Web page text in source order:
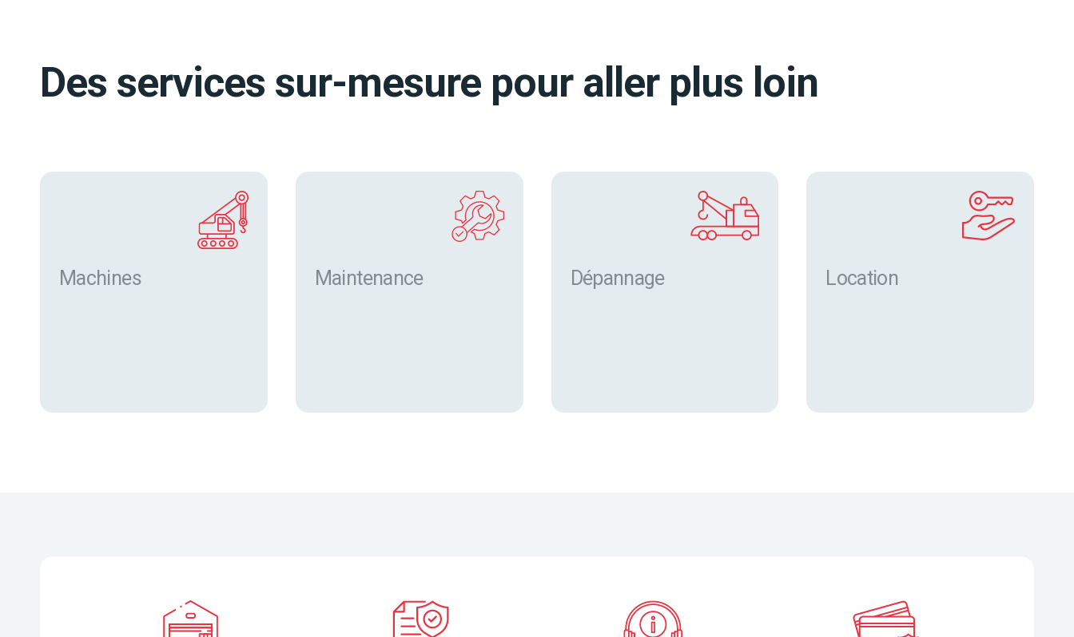
Des services sur-mesure pour aller plus loin
Machines Maintenance Dépannage Location